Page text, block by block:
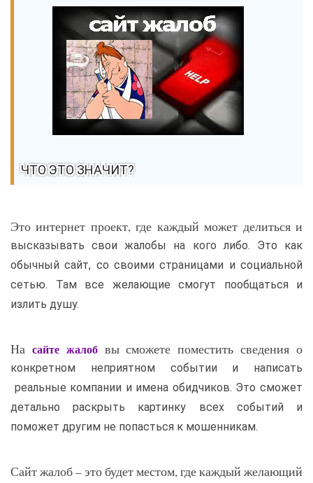
ЧТО ЭТО ЗНАЧИТ?
Это интернет проект, где каждый может делиться и
высказывать свои жалобы на кого либо. Это как
обычный сайт, со своими страницами и социальной
сетью. Там все желающие смогут пообщаться и
излить душу.
На сайте жалобвы сможете поместить сведения о
конкретном неприятном событии и написать
реальные компании и имена обидчиков. Это сможет
детально раскрыть картинку всех событий и
поможет другим не попасться к мошенникам.
Сайт жалоб – это будет местом, где каждый желающий